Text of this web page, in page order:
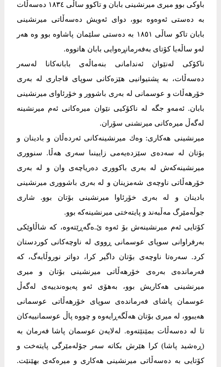
باوکی بوو میری میرنشینی بابان و تاکوو ساڵی ١٨٣٤ دەسەڵات
بە دەستی ئەوەوە بوو، دوای ئەویش دەسەڵاتی میرنشینی
بابان تاکو ساڵی ١٨٥١ بە دەستی سلێمان پاشاوە بوو وە هەر
لەو ساڵەیا کۆتای بەفەرمانڕەوایی بابان هاتووە.
ناكۆكی له‌نێوان ئه‌ندامانی بنه‌ماڵه‌ی بابانه‌كانا له‌سه‌ر
ده‌سه‌ڵات، به‌ پشتیوانیی هێزه‌كانی سوپای قاجاری له‌ به‌ری
خۆرهه‌ڵات و عوسمانى له‌ به‌ری باشوور و خۆرئاوای میرنشینی
بابان. ئه‌مه‌و جگه‌ له‌ ناكۆكیی نێوان میره‌كانی ئه‌م میرنشینه‌
له‌گه‌ڵ میره‌كانی میرنشنی سۆران.
میرنشینی ھەکاری: وه‌ك میرنشینه‌كانی ئه‌رده‌ڵان و بادینان و
بۆتان له‌ سه‌ده‌ى سێزده‌یه‌می زایینىا سه‌رى هه‌ڵا. سنووری
میرنشینه‌كه‌ش له‌ به‌رى باكوورى ده‌ریاچه‌ى وان و له‌ به‌رى
خۆرهه‌ڵاتى ناوچه‌ى شه‌مزینان و له‌ به‌رى باشووری میرنشینى
بادینان و له‌ به‌رى خۆرئاوا میرنشینى بۆتان بوو. شاری
جوڵەمێرگ مەڵبەند و پایتەختی میرنشینەکە بوو.
كۆتایی ئه‌م میرنشینه‌ش بۆ ئەوە ئ.ه‌گه‌ڕێته‌وه‌، كه‌ شاڵاوێكی
به‌رفراوانى سوپاى عوسمانى ڕووى له‌ ناوچه‌كانى كوردستان
كرد. سه‌ره‌تا ناوچه‌ى بۆتان داگیر كرا، دواتر نوروڵابه‌گ، كه‌
فه‌رمانده‌ی به‌ره‌ى خۆرهه‌ڵاتى میرنشینی بۆتان و میری
میرنشینی هه‌كاریش بوو، به‌هۆی ئه‌و په‌یوه‌ندییه‌ی له‌گه‌ڵ
عوسمان پاشاى فه‌رمانده‌ی سوپای خۆرهه‌ڵاتى عوسمانى
هه‌یبوو، له‌ میرى بۆتان هه‌ڵگه‌ڕایه‌وه‌ و چووه‌ پاڵ عوسمانییه‌كان
تا له‌ ده‌سه‌ڵات بمێنێته‌وه‌. له‌لایه‌ن عوسمان پاشا فه‌رمان به‌
(ڕه‌شید پاشا) کرا هێرش بكاته‌ سه‌ر جۆله‌مێرگى پایته‌خت و
كۆتایی به‌ ده‌سه‌ڵاتی میرنشینی هه‌كاری و میره‌كه‌ى بهێنێت.